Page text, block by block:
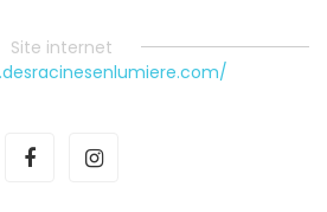
Site internet